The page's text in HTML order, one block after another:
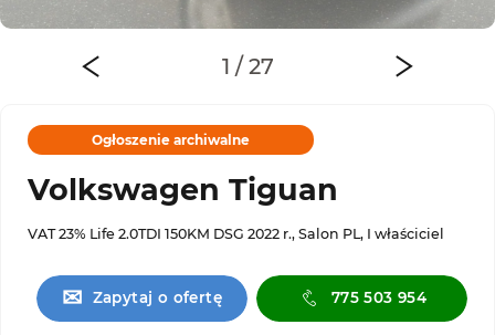
Ogłoszenie archiwalne
Volkswagen Tiguan
VAT 23% Life 2.0TDI 150KM DSG 2022 r., Salon PL, I właściciel
✉ Zapytaj o ofertę 775 503 954